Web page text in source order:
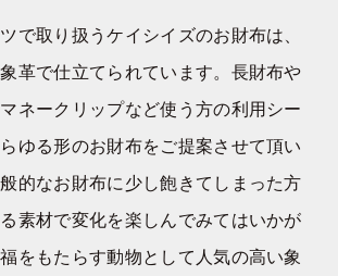
で取り扱うケイシイズのお財布は、
革で仕立てられています。長財布や
ネークリップなど使う方の利用シー
ゆる形のお財布をご提案させて頂い
的なお財布に少し飽きてしまった方
素材で変化を楽しんでみてはいかが
をもたらす動物として人気の高い象